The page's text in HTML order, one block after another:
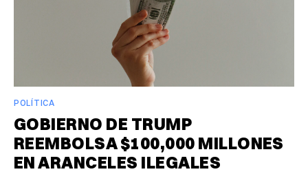
POLÍTICA
GOBIERNO DE TRUMP
REEMBOLSA $100,000 MILLONES
EN ARANCELES ILEGALES